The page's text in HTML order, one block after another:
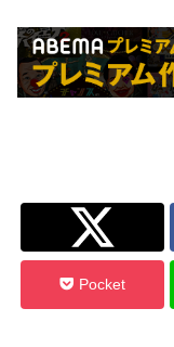
Twitter
Pocket